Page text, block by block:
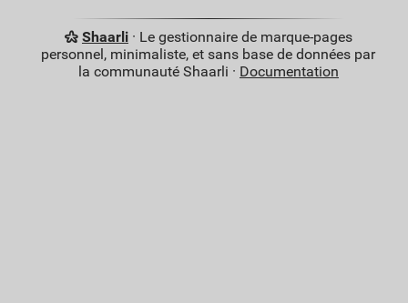
Shaarli· Le gestionnaire de marque-pages
personnel, minimaliste, et sans base de données par
la communauté Shaarli · Documentation